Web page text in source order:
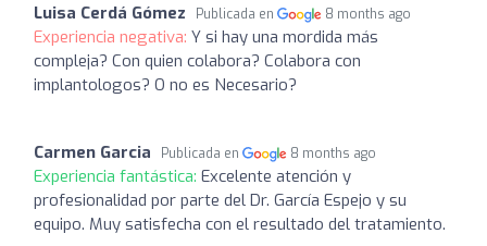
Luisa Cerdá Gómez Publicada en 8 months ago
Experiencia negativa: Y si hay una mordida más
compleja? Con quien colabora? Colabora con
implantologos? O no es Necesario?
Carmen Garcia Publicada en 8 months ago
Experiencia fantástica: Excelente atención y
profesionalidad por parte del Dr. García Espejo y su
equipo. Muy satisfecha con el resultado del tratamiento.